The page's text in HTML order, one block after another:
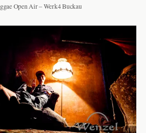
Open Air – Werk4 Buckau